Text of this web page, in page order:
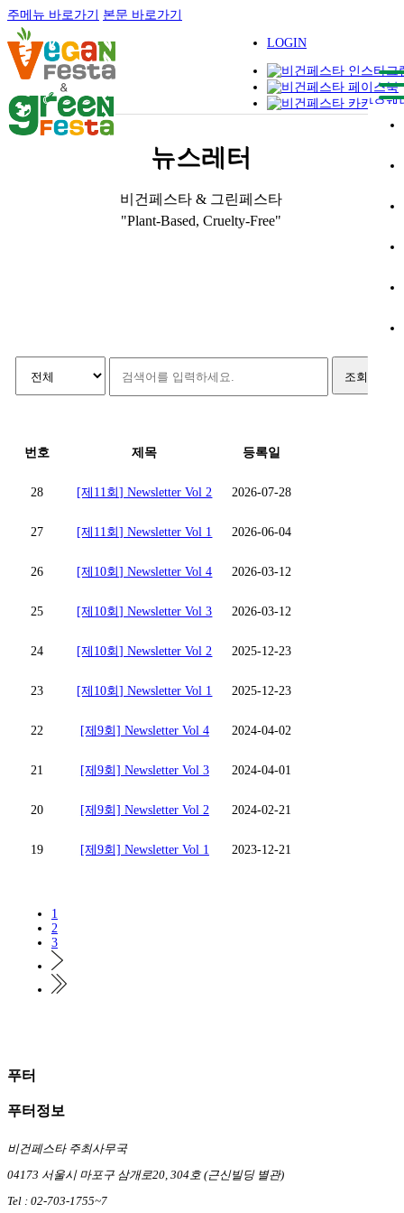
주메뉴 바로가기 본문 바로가기
LOGIN
뉴스레터
비건페스타 & 그린페스타
"Plant-Based, Cruelty-Free"
번호 제목 등록일
28 [제11회] Newsletter Vol 2 2026-07-28
27 [제11회] Newsletter Vol 1 2026-06-04
26 [제10회] Newsletter Vol 4 2026-03-12
25 [제10회] Newsletter Vol 3 2026-03-12
24 [제10회] Newsletter Vol 2 2025-12-23
23 [제10회] Newsletter Vol 1 2025-12-23
22 [제9회] Newsletter Vol 4 2024-04-02
21 [제9회] Newsletter Vol 3 2024-04-01
20 [제9회] Newsletter Vol 2 2024-02-21
19 [제9회] Newsletter Vol 1 2023-12-21
1
2
3
푸터
푸터정보
비건페스타 주최사무국
04173 서울시 마포구 삼개로20, 304호 (근신빌딩 별관)
Tel : 02-703-1755~7